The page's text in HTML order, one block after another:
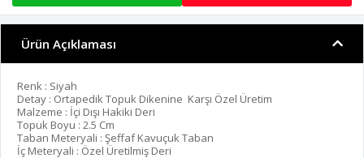
Ürün Açıklaması
Renk : Siyah
Detay : Ortapedik Topuk Dikenine Karşı Özel Üretim
Malzeme : İçi Dışı Hakiki Deri
Topuk Boyu : 2.5 Cm
Taban Meteryali : Şeffaf Kavuçuk Taban
İç Meteryali : Özel Üretilmiş Deri